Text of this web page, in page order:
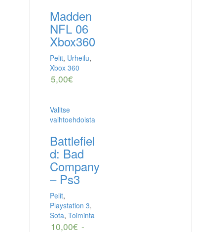
Madden
NFL 06
Xbox360
Pelit, Urheilu,
Xbox 360
5,00€
Valitse
vaihtoehdoista
Battlefiel
d: Bad
Company
– Ps3
Pelit,
Playstation 3,
Sota, Toiminta
10,00€ -